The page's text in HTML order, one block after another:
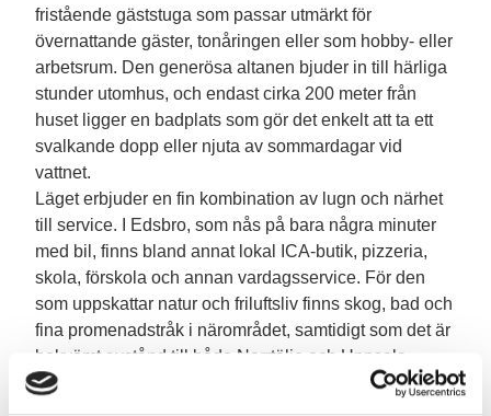
fristående gäststuga som passar utmärkt för
övernattande gäster, tonåringen eller som hobby- eller
arbetsrum. Den generösa altanen bjuder in till härliga
stunder utomhus, och endast cirka 200 meter från
huset ligger en badplats som gör det enkelt att ta ett
svalkande dopp eller njuta av sommardagar vid
vattnet.
Läget erbjuder en fin kombination av lugn och närhet
till service. I Edsbro, som nås på bara några minuter
med bil, finns bland annat lokal ICA-butik, pizzeria,
skola, förskola och annan vardagsservice. För den
som uppskattar natur och friluftsliv finns skog, bad och
fina promenadstråk i närområdet, samtidigt som det är
bekvämt avstånd till både Norrtälje och Uppsala.
Kommande försäljning, kontakta ansvarig mäklare för